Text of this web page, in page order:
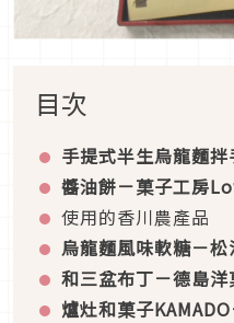
目次
手提式半生烏龍麵
醬油餅－菓子工房
使用的香川農產品
烏龍麵風味軟糖－
和三盆布丁－德島
爐灶和菓子KAMADO